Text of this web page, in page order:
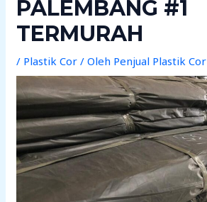
PALEMBANG #1
TERMURAH
/ Plastik Cor / Oleh Penjual Plastik Cor